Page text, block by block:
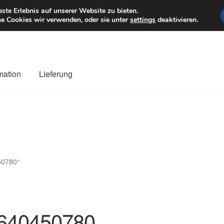
EUR Mo–Fr
Lieferung
Erlebnis auf unserer Website zu bieten.
Cookies wir verwenden, oder sie untersettings deaktivieren.